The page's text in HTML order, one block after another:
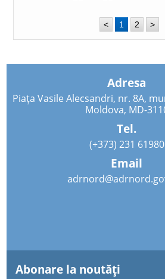
< 1 2 >
Adresa
Piața Vasile Alecsandri, nr. 8A,
Moldova, MD-
Tel.
(+373) 231 61980
Email
Abonare la noutăţi